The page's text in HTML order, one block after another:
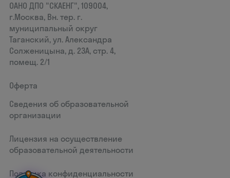
ОАНО ДПО "СКАЕНГ", 109004,
г.Москва, Вн. тер. г.
муниципальный округ
Таганский, ул. Александра
Солженицына, д. 23А, стр. 4,
помещ. 2/1
Оферта
Сведения об образовательной
организации
Лицензия на осуществление
образовательной деятельности
Политика конфиденциальности